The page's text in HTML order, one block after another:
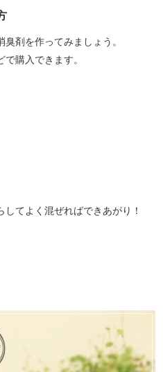
剤を作ってみましょう。
購入できます。
してよく混ぜればできあがり！